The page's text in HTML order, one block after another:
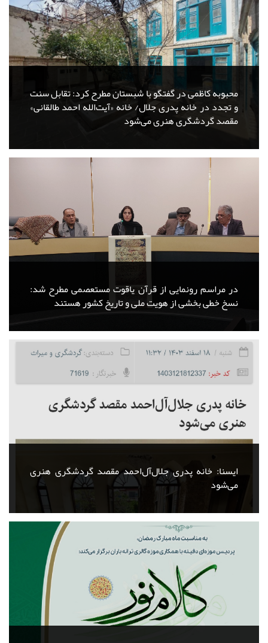
محبوبه کاظمی در گفتگو با شبستان مطرح کرد: تقابل سنت
و تجدد در خانه پدری جلال/ خانه «آیت‌الله احمد طالقانی»
مقصد گردشگری هنری می‌شود
در مراسم رونمایی از قرآن یاقوت مستعصمی مطرح شد:
نسخ خطی بخشی از هویت ملی و تاریخ کشور هستند
ایسنا: خانه پدری جلال‌آل‌احمد مقصد گردشگری هنری
می‌شود